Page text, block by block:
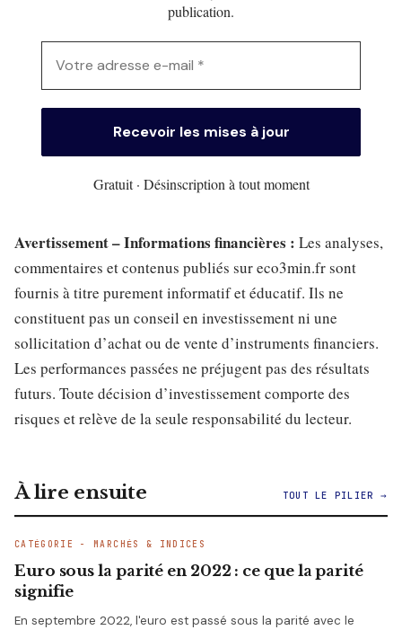
publication.
Gratuit · Désinscription à tout moment
Avertissement – Informations financières : Les analyses,
commentaires et contenus publiés sur eco3min.fr sont
fournis à titre purement informatif et éducatif. Ils ne
constituent pas un conseil en investissement ni une
sollicitation d’achat ou de vente d’instruments financiers.
Les performances passées ne préjugent pas des résultats
futurs. Toute décision d’investissement comporte des
risques et relève de la seule responsabilité du lecteur.
À lire ensuite TOUT LE PILIER →
CATÉGORIE - MARCHÉS & INDICES
Euro sous la parité en 2022 : ce que la parité
signifie
En septembre 2022, l'euro est passé sous la parité avec le